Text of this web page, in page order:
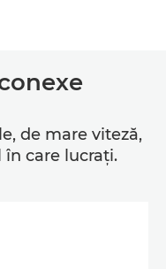
de mare viteză,
care lucraţi.